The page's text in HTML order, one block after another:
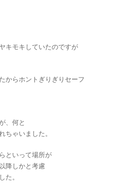
キモキしていたのですが
からホントぎりぎりセーフ
、何と
ちゃいました。
といって場所が
降しかと考慮
た。